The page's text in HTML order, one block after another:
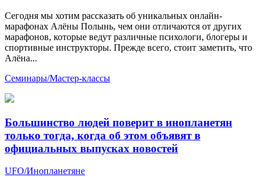
Сегодня мы хотим рассказать об уникальных онлайн-
марафонах Алёны Полынь, чем они отличаются от других
марафонов, которые ведут различные психологи, блогеры и
спортивные инструкторы. Прежде всего, стоит заметить, что
Алёна...
Семинары/Мастер-классы
Большинство людей поверит в инопланетян
только тогда, когда об этом объявят в
официальных выпусках новостей
UFO/Инопланетяне